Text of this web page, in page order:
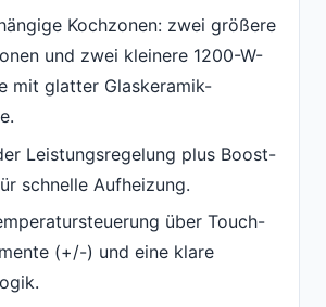
Kochzonen: zwei größere
und zwei kleinere 1200-W-
mit glatter Glaskeramik-
Leistungsregelung plus Boost-
schnelle Aufheizung.
über Touch-
(+/-) und eine klare